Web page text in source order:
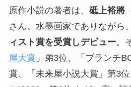
原作小説の著者は、 砥上裕將
さん。水墨画家でありながら
ィスト賞を受賞しデビュー。
屋大賞 」弟3位、「ブランチ
賞、「未来屋小説大賞」第3